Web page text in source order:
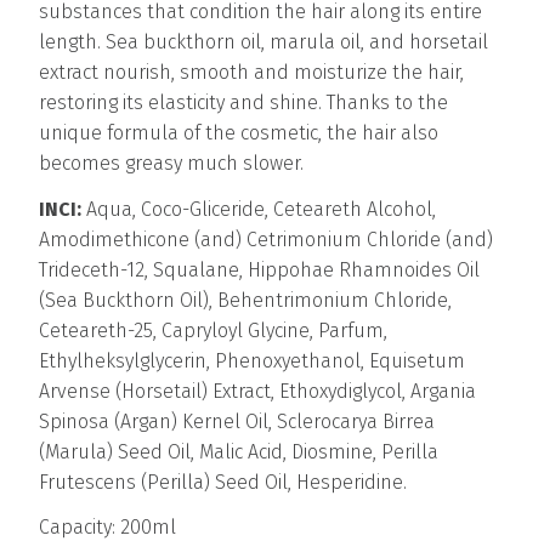
substances that condition the hair along its entire
length. Sea buckthorn oil, marula oil, and horsetail
extract nourish, smooth and moisturize the hair,
restoring its elasticity and shine. Thanks to the
unique formula of the cosmetic, the hair also
becomes greasy much slower.
INCI: Aqua, Coco-Gliceride, Ceteareth Alcohol,
Amodimethicone (and) Cetrimonium Chloride (and)
Trideceth-12, Squalane, Hippohae Rhamnoides Oil
(Sea Buckthorn Oil), Behentrimonium Chloride,
Ceteareth-25, Capryloyl Glycine, Parfum,
Ethylheksylglycerin, Phenoxyethanol, Equisetum
Arvense (Horsetail) Extract, Ethoxydiglycol, Argania
Spinosa (Argan) Kernel Oil, Sclerocarya Birrea
(Marula) Seed Oil, Malic Acid, Diosmine, Perilla
Frutescens (Perilla) Seed Oil, Hesperidine.
Capacity: 200ml